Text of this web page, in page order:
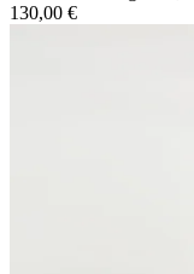
130,00 €